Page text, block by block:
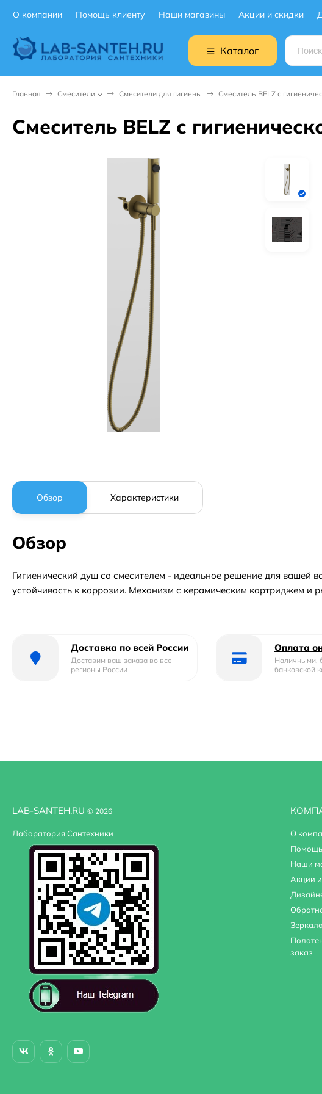
О компании Помощь клиенту Наши магазины Акции и скидки
Каталог
Главная Смесители Смесители для гигиены Смеситель BELZ с
Смеситель BELZ с
Обзор Характеристики
Обзор
Гигиенический душ со смесителем - идеальное решение для вашей
устойчивость к коррозии. Механизм с керамическим картриджем
Доставка по всей России
Доставим ваш заказа во все
регионы России
Оплата
Наличными,
банковской
LAB-SANTEH.RU © 2026
Лаборатория Сантехники
О
Помощь
Наши
Акции
заказ